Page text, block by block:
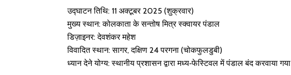
उद्घाटन तिथि: 11 अक्टूबर 2025 (शुक्रवार)
मुख्य स्थान: कोलकाता के सन्तोष मित्र स्क्वायर पंडाल
डिज़ाइनर: देवशंकर महेश
विवादित स्थान: सागर, दक्षिण 24 परगना (चोकफुलडुबी)
ध्यान देने योग्य: स्थानीय प्रशासन द्वारा मध्य‑फेस्टिवल में पंडाल बंद करवाया गया